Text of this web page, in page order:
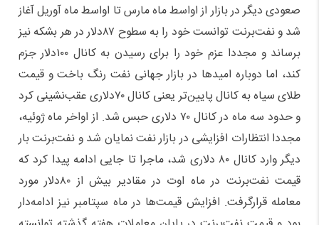
صعودی دیگر در بازار از اواسط ماه مارس تا اواسط ماه آوریل آغاز
شد و نفت‌برنت توانست خود را به سطوح ۸۷‌دلار در هر بشکه نیز
برساند و مجددا عزم خود را برای رسیدن به کانال ۱۰۰‌دلار جزم
کند، اما دوباره امید‌ها در بازار جهانی نفت رنگ باخت و قیمت
طلای سیاه به کانال پایین‌تر یعنی کانال ۷۰دلاری عقب‌نشینی کرد
و حدود سه ماه در کانال ۷۰ دلاری حبس شد. از اواخر ماه ژوئیه،
مجددا انتظارات افزایشی در بازار نفت نمایان شد و نفت‌برنت بار
دیگر وارد کانال ۸۰ دلاری شد، ماجرا تا جایی ادامه پیدا کرد که
قیمت نفت‌برنت در ماه اوت در مقادیر بیش از ۸۰‌دلار مورد
معامله قرارگرفت. افزایش قیمت‌ها در ماه سپتامبر نیز ادامه‌دار